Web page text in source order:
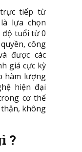
tiếp từ
lựa chọn
độ tuổi từ 0
công
được các
giá cực kỳ
hàm lượng
hiện đại
cơ thể
không
?